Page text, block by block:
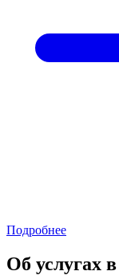
Подробнее
Об услугах